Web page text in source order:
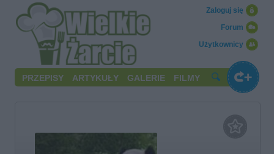
Użytkownicy
Forum
Zaloguj się
PRZEPISY ARTYKUŁY GALERIE FILMY